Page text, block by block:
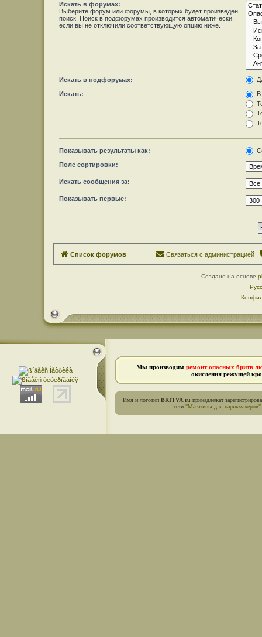
Искать в форумах:
Выберите форум или форумы, в которых будет произведён
поиск. Поиск в подфорумах производится автоматически,
если вы не отключили соответствующую опцию ниже.
Искать в подфорумах:
Искать:
В
Показывать результаты как:
Поле сортировки:
Искать сообщения за:
Показывать первые:
Список форумов Связаться с администрацией
Создано на основе
Мы производим ремонт опасных бритв
окисления режущей
Имя и логотип BRITVA.ru принадлежат
сети "Магазины для парикмахеров"